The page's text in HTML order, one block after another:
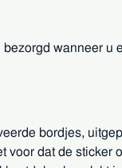
wanneer u
bordjes,
voor dat de sticker